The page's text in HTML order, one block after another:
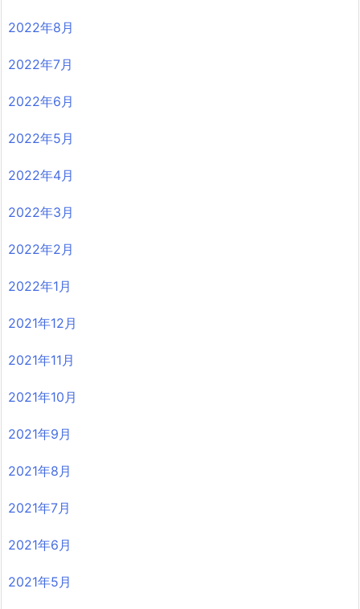
2022年8月
2022年7月
2022年6月
2022年5月
2022年4月
2022年3月
2022年2月
2022年1月
2021年12月
2021年11月
2021年10月
2021年9月
2021年8月
2021年7月
2021年6月
2021年5月